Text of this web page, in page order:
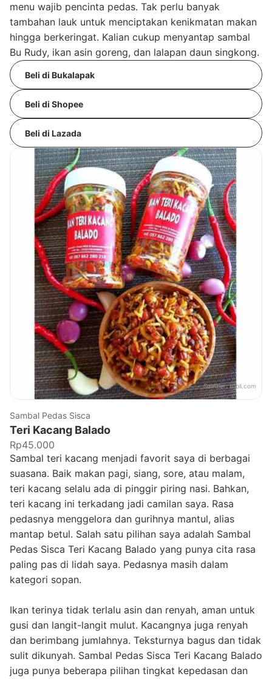
menu wajib pencinta pedas. Tak perlu banyak
tambahan lauk untuk menciptakan kenikmatan makan
hingga berkeringat. Kalian cukup menyantap sambal
Bu Rudy, ikan asin goreng, dan lalapan daun singkong.
Beli di Bukalapak
Beli di Shopee
Beli di Lazada
Sumber:blibli.com
Sambal Pedas Sisca
Teri Kacang Balado
Rp45.000
Sambal teri kacang menjadi favorit saya di berbagai
suasana. Baik makan pagi, siang, sore, atau malam,
teri kacang selalu ada di pinggir piring nasi. Bahkan,
teri kacang ini terkadang jadi camilan saya. Rasa
pedasnya menggelora dan gurihnya mantul, alias
mantap betul. Salah satu pilihan saya adalah Sambal
Pedas Sisca Teri Kacang Balado yang punya cita rasa
paling pas di lidah saya. Pedasnya masih dalam
kategori sopan.
Ikan terinya tidak terlalu asin dan renyah, aman untuk
gusi dan langit-langit mulut. Kacangnya juga renyah
dan berimbang jumlahnya. Teksturnya bagus dan tidak
sulit dikunyah. Sambal Pedas Sisca Teri Kacang Balado
juga punya beberapa pilihan tingkat kepedasan dan